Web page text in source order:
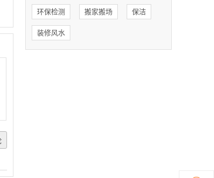
环保检测 搬家搬场 保洁
装修风水